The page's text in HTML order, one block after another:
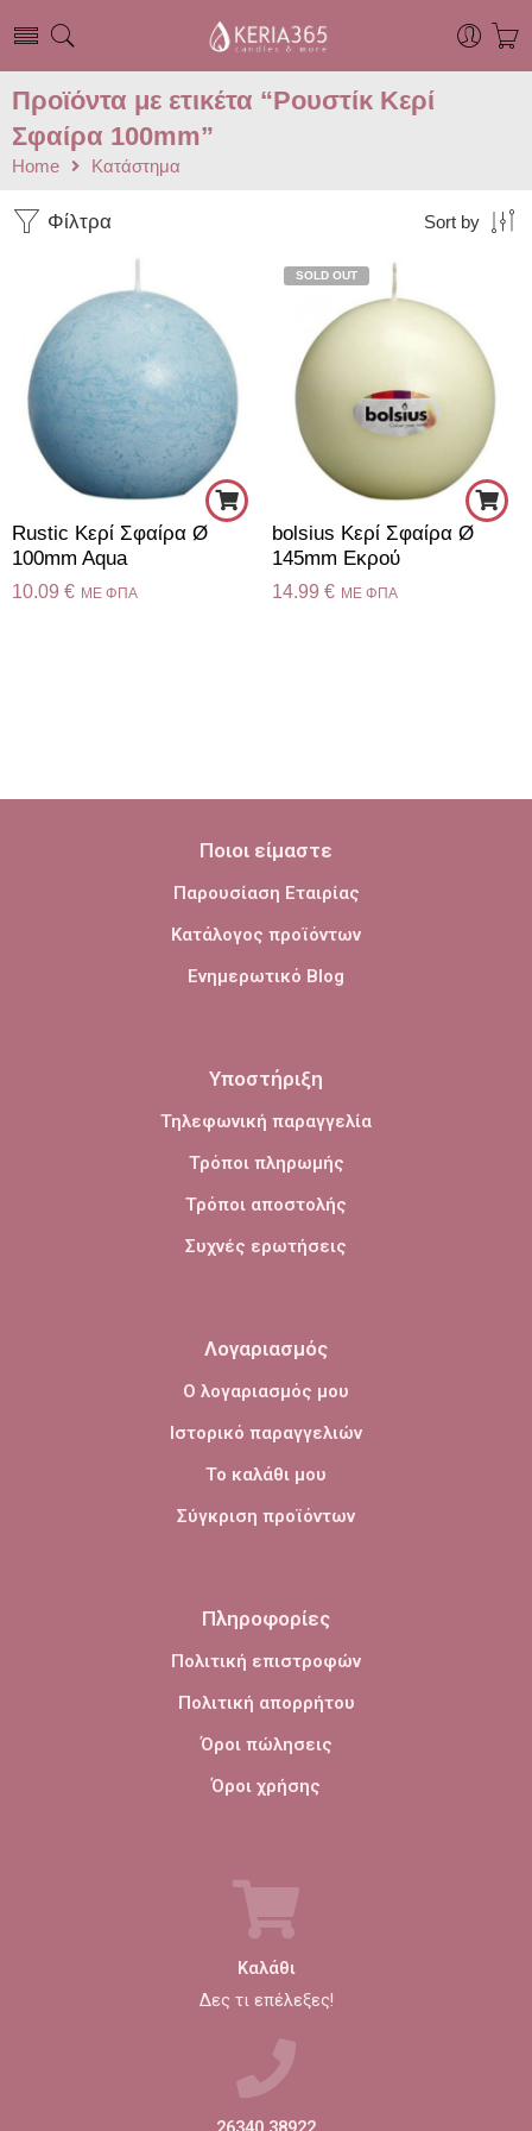
Προϊόντα με ετικέτα “Ρουστίκ Κερί
Σφαίρα 100mm”
Home Κατάστημα
Φίλτρα Sort by
Rustic Κερί Σφαίρα Ø
100mm Aqua
10.09 € ME ΦΠΑ
SOLD OUT
bolsius Κερί Σφαίρα Ø
145mm Εκρού
14.99 € ME ΦΠΑ
Ποιοι είμαστε
Παρουσίαση Εταιρίας
Κατάλογος προϊόντων
Ενημερωτικό Blog
Υποστήριξη
Τηλεφωνική παραγγελία
Τρόποι πληρωμής
Τρόποι αποστολής
Συχνές ερωτήσεις
Λογαριασμός
Ο λογαριασμός μου
Ιστορικό παραγγελιών
Το καλάθι μου
Σύγκριση προϊόντων
Πληροφορίες
Πολιτική επιστροφών
Πολιτική απορρήτου
Όροι πώλησεις
Όροι χρήσης
Καλάθι
Δες τι επέλεξες!